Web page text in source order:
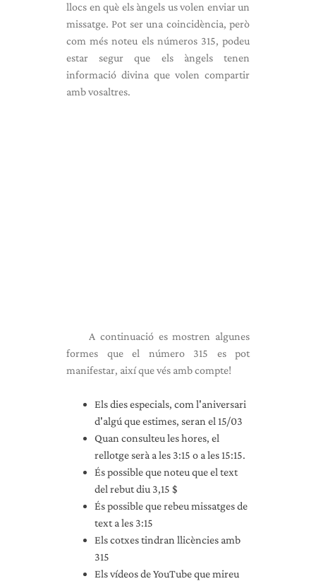
llocs en què els àngels us volen enviar un
missatge. Pot ser una coincidència, però
com més noteu els números 315, podeu
estar segur que els àngels tenen
informació divina que volen compartir
amb vosaltres.
A continuació es mostren algunes
formes que el número 315 es pot
manifestar, així que vés amb compte!
Els dies especials, com l'aniversari
d'algú que estimes, seran el 15/03
Quan consulteu les hores, el
rellotge serà a les 3:15 o a les 15:15.
És possible que noteu que el text
del rebut diu 3,15 $
És possible que rebeu missatges de
text a les 3:15
Els cotxes tindran llicències amb
315
Els vídeos de YouTube que mireu